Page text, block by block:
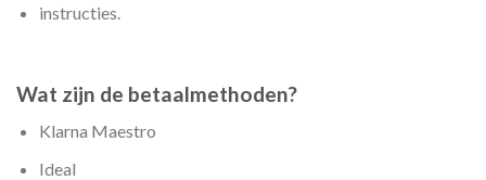
instructies.
Wat zijn de betaalmethoden?
Klarna Maestro
Ideal